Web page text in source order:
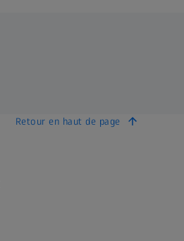
Retour en haut de page